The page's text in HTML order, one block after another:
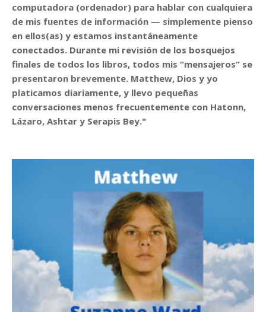
computadora (ordenador) para hablar con cualquiera
de mis fuentes de información — simplemente pienso
en ellos(as) y estamos instantáneamente
conectados. Durante mi revisión de los bosquejos
finales de todos los libros, todos mis “mensajeros” se
presentaron brevemente. Matthew, Dios y yo
platicamos diariamente, y llevo pequeñas
conversaciones menos frecuentemente con Hatonn,
Lázaro, Ashtar y Serapis Bey."